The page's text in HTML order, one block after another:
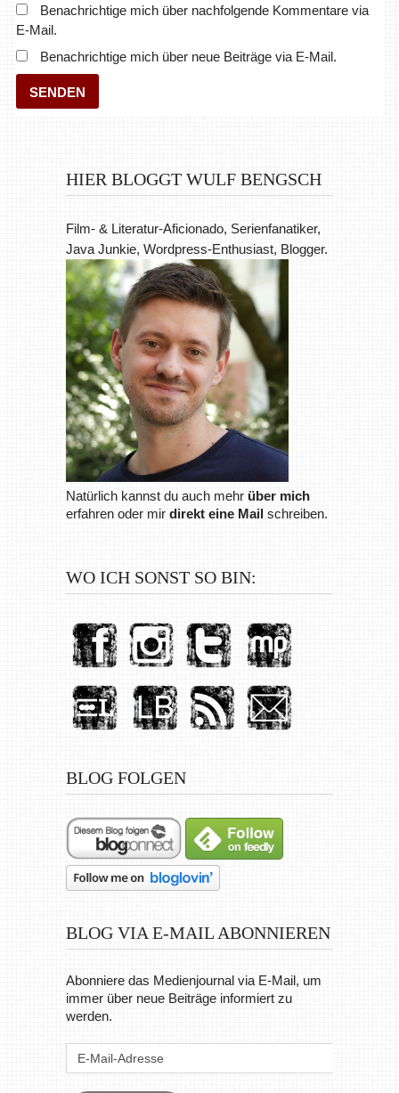
Benachrichtige mich über nachfolgende Kommentare via
E-Mail.
Benachrichtige mich über neue Beiträge via E-Mail.
HIER BLOGGT WULF BENGSCH
Film- & Literatur-Aficionado, Serienfanatiker,
Java Junkie, Wordpress-Enthusiast, Blogger.
Natürlich kannst du auch mehr über mich
erfahren oder mir direkt eine Mailschreiben.
WO ICH SONST SO BIN:
BLOG FOLGEN
BLOG VIA E-MAIL ABONNIEREN
Abonniere das Medienjournal via E-Mail, um
immer über neue Beiträge informiert zu
werden.